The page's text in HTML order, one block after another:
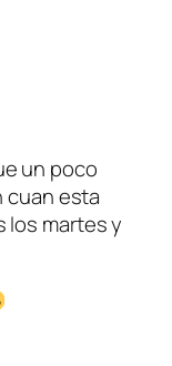
un poco
cuan esta
los martes y